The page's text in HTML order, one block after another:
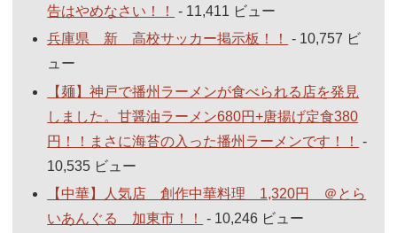
告はやめなさい！！
- 11,411 ビュー
兵庫県 新 高校サッカー掲示板！！
- 10,757 ビ
ュー
【麺】神戸で播州ラーメンが食べられる店を発見
しました。甘醤油ラーメン680円+唐揚げ定食380
円！！まさに海苔の入った播州ラーメンです！！
-
10,535 ビュー
【中華】人気店 創作中華料理 1,320円 ＠とら
いあんぐる 加東市！！
- 10,246 ビュー